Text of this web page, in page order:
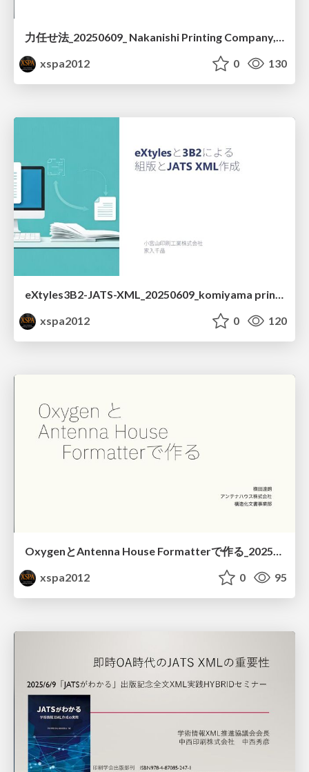
力任せ法_20250609_ Nakanishi Printing Company, Ltd
xspa2012
0 130
xspa2012
0 120
OxygenとAntenna House Formatterで作る_20250609_Antenna House
xspa2012
0 95